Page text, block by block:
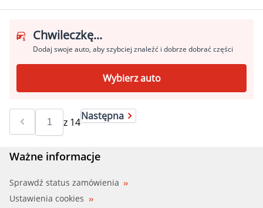
Chwileczkę...
Dodaj swoje auto, aby szybciej znaleźć i dobrze dobrać części
Wybierz auto
z 14Następna
Ważne informacje
Sprawdź status zamówienia
Ustawienia cookies